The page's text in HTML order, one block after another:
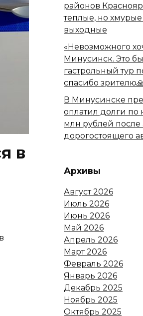
в
районов
теплые, но
выходные
«Невозможного
Минусинск. Это
гастрольный тур
спасибо
В Минусинске
оплатил долги по
млн рублей после
дорогостоящего
Архивы
Август 2026
Июль 2026
Июнь 2026
Май 2026
Апрель 2026
Март 2026
Февраль 2026
Январь 2026
Декабрь 2025
Ноябрь 2025
Октябрь 2025